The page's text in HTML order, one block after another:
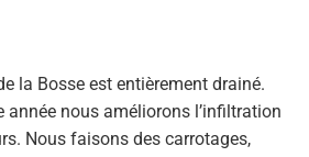
la Bosse est entièrement drainé.
année nous améliorons l’infiltration
Nous faisons des carrotages,